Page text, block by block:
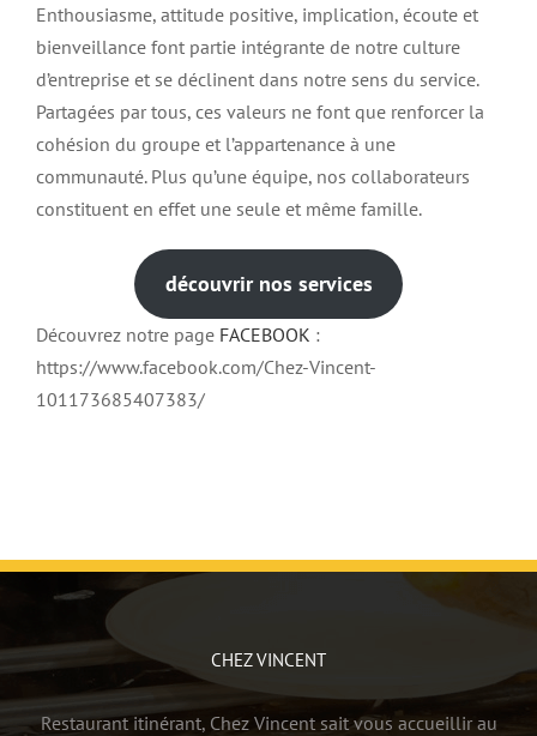
Enthousiasme, attitude positive, implication, écoute et
bienveillance font partie intégrante de notre culture
d’entreprise et se déclinent dans notre sens du service.
Partagées par tous, ces valeurs ne font que renforcer la
cohésion du groupe et l’appartenance à une
communauté. Plus qu’une équipe, nos collaborateurs
constituent en effet une seule et même famille.
découvrir nos services
Découvrez notre page FACEBOOK :
https://www.facebook.com/Chez-Vincent-
101173685407383/
CHEZ VINCENT
Restaurant itinérant, Chez Vincent sait vous accueillir au